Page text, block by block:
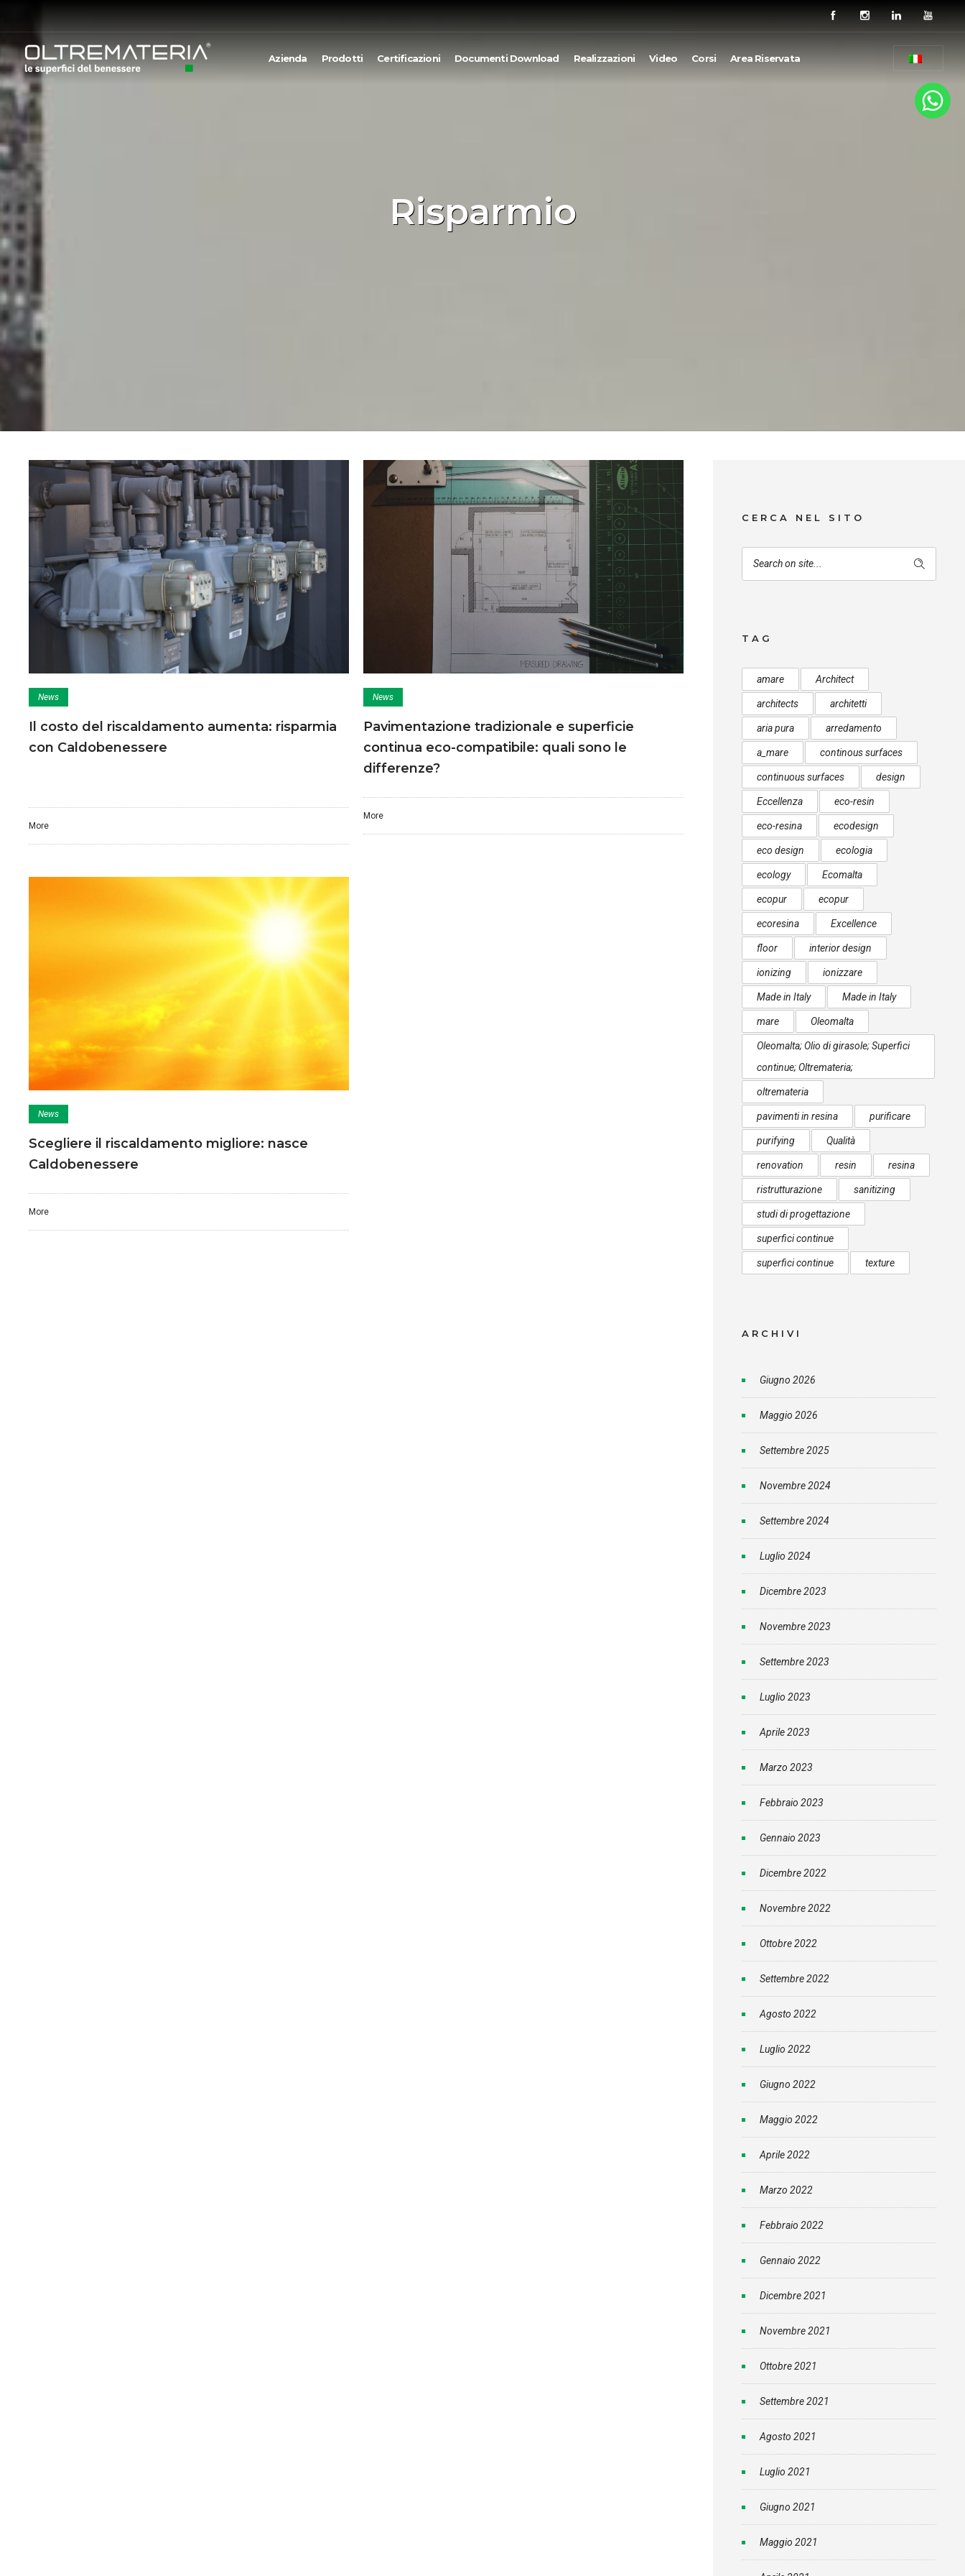
Azienda Prodotti Certificazioni Documenti Download Realizzazioni Video Corsi Area Riservata
Risparmio
News
Il costo del riscaldamento aumenta: risparmia
con Caldobenessere
More
News
Pavimentazione tradizionale e superficie
continua eco-compatibile: quali sono le
differenze?
More
News
Scegliere il riscaldamento migliore: nasce
Caldobenessere
More
CERCA NEL SITO
TAG
amare Architect
architects architetti
aria pura arredamento
a_mare continous surfaces
continuous surfaces design
Eccellenza eco-resin
eco-resina ecodesign
eco design ecologia
ecology Ecomalta
ecopur ecopur
ecoresina Excellence
floor interior design
ionizing ionizzare
Made in Italy Made in Italy
mare Oleomalta
Oleomalta; Olio di girasole; Superfici
continue; Oltremateria;
oltremateria
pavimenti in resina purificare
purifying Qualità
renovation resin resina
ristrutturazione sanitizing
studi di progettazione
superfici continue
superfici continue texture
ARCHIVI
Giugno 2026
Maggio 2026
Settembre 2025
Novembre 2024
Settembre 2024
Luglio 2024
Dicembre 2023
Novembre 2023
Settembre 2023
Luglio 2023
Aprile 2023
Marzo 2023
Febbraio 2023
Gennaio 2023
Dicembre 2022
Novembre 2022
Ottobre 2022
Settembre 2022
Agosto 2022
Luglio 2022
Giugno 2022
Maggio 2022
Aprile 2022
Marzo 2022
Febbraio 2022
Gennaio 2022
Dicembre 2021
Novembre 2021
Ottobre 2021
Settembre 2021
Agosto 2021
Luglio 2021
Giugno 2021
Maggio 2021